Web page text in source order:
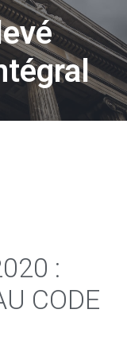
:
CODE